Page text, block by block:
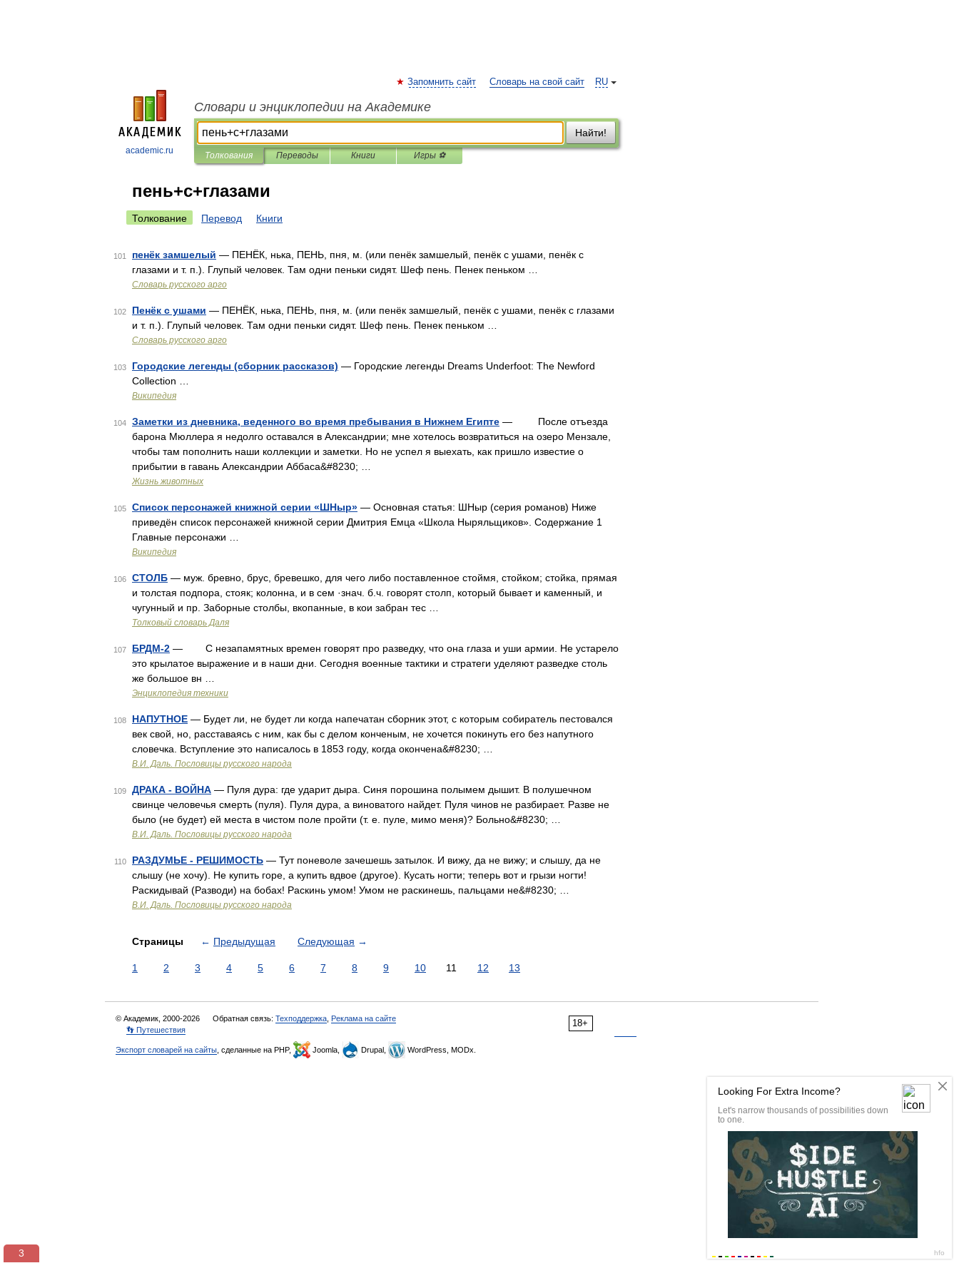
academic.ru
RU
Запомнить сайт Словарь на свой сайт
Словари и энциклопедии на Академике
Найти!
Толкования Переводы Книги Игры ⚽
пень+с+глазами
Толкование Перевод Книги
101 пенёк замшелый — ПЕНЁК, нька, ПЕНЬ, пня, м. (или пенёк замшелый, пенёк с ушами, пенёк с
глазами и т. п.). Глупый человек. Там одни пеньки сидят. Шеф пень. Пенек пеньком …
Словарь русского арго
102 Пенёк с ушами — ПЕНЁК, нька, ПЕНЬ, пня, м. (или пенёк замшелый, пенёк с ушами, пенёк с глазами
и т. п.). Глупый человек. Там одни пеньки сидят. Шеф пень. Пенек пеньком …
Словарь русского арго
103 Городские легенды (сборник рассказов) — Городские легенды Dreams Underfoot: The Newford
Collection …
Википедия
104 Заметки из дневника, веденного во время пребывания в Нижнем Египте — После отъезда
барона Мюллера я недолго оставался в Александрии; мне хотелось возвратиться на озеро Мензале,
чтобы там пополнить наши коллекции и заметки. Но не успел я выехать, как пришло известие о
прибытии в гавань Александрии Аббаса&#8230; …
Жизнь животных
105 Список персонажей книжной серии «ШНыр» — Основная статья: ШНыр (серия романов) Ниже
приведён список персонажей книжной серии Дмитрия Емца «Школа Ныряльщиков». Содержание 1
Главные персонажи …
Википедия
106 СТОЛБ — муж. бревно, брус, бревешко, для чего либо поставленное стоймя, стойком; стойка, прямая
и толстая подпора, стояк; колонна, и в сем ·знач. б.ч. говорят столп, который бывает и каменный, и
чугунный и пр. Заборные столбы, вкопанные, в кои забран тес …
Толковый словарь Даля
107 БРДМ-2 — С незапамятных времен говорят про разведку, что она глаза и уши армии. Не устарело
это крылатое выражение и в наши дни. Сегодня военные тактики и стратеги уделяют разведке столь
же большое вн …
Энциклопедия техники
108 НАПУТНОЕ — Будет ли, не будет ли когда напечатан сборник этот, с которым собиратель пестовался
век свой, но, расставаясь с ним, как бы с делом конченым, не хочется покинуть его без напутного
словечка. Вступление это написалось в 1853 году, когда окончена&#8230; …
В.И. Даль. Пословицы русского народа
109 ДРАКА - ВОЙНА — Пуля дура: где ударит дыра. Синя порошина полымем дышит. В полушечном
свинце человечья смерть (пуля). Пуля дура, а виноватого найдет. Пуля чинов не разбирает. Разве не
было (не будет) ей места в чистом поле пройти (т. е. пуле, мимо меня)? Больно&#8230; …
В.И. Даль. Пословицы русского народа
110 РАЗДУМЬЕ - РЕШИМОСТЬ — Тут поневоле зачешешь затылок. И вижу, да не вижу; и слышу, да не
слышу (не хочу). Не купить горе, а купить вдвое (другое). Кусать ногти; теперь вот и грызи ногти!
Раскидывай (Разводи) на бобах! Раскинь умом! Умом не раскинешь, пальцами не&#8230; …
В.И. Даль. Пословицы русского народа
Страницы ← Предыдущая Следующая →
1 2 3 4 5 6 7 8 9 10 11 12 13
18+
© Академик, 2000-2026 Обратная связь: Техподдержка Реклама на сайте
👣 Путешествия
Экспорт словарей на сайты , сделанные на PHP, Joomla, Drupal, WordPress, MODx.
3